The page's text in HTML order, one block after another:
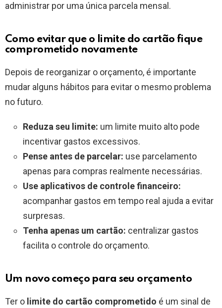
administrar por uma única parcela mensal.
Como evitar que o limite do cartão fique
comprometido novamente
Depois de reorganizar o orçamento, é importante
mudar alguns hábitos para evitar o mesmo problema
no futuro.
Reduza seu limite: um limite muito alto pode
incentivar gastos excessivos.
Pense antes de parcelar: use parcelamento
apenas para compras realmente necessárias.
Use aplicativos de controle financeiro:
acompanhar gastos em tempo real ajuda a evitar
surpresas.
Tenha apenas um cartão: centralizar gastos
facilita o controle do orçamento.
Um novo começo para seu orçamento
Ter o limite do cartão comprometido é um sinal de